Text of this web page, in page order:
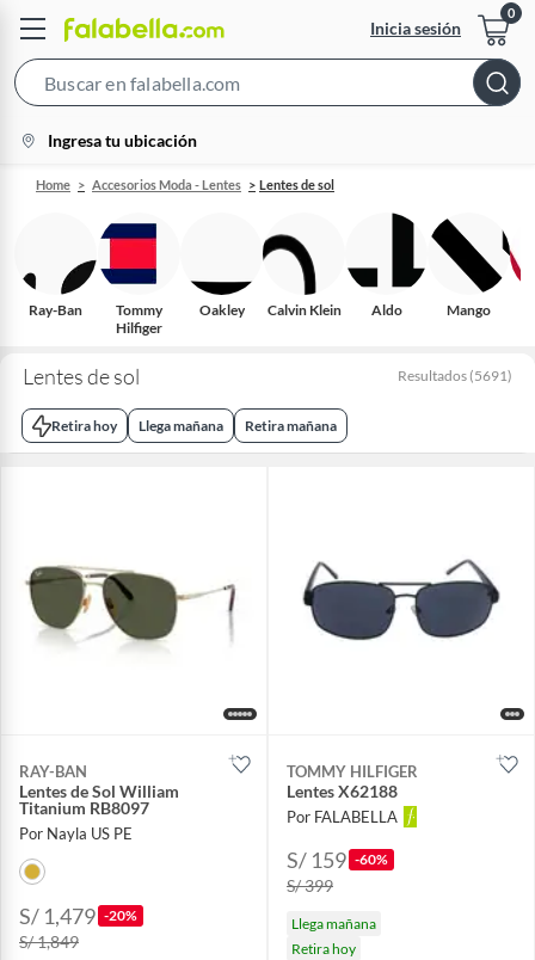
Inicia sesión
Bar
location-
icon
Ingresa tu ubicación
Home Accesorios Moda - Lentes Lentes de sol
Ray-Ban
Tommy
Hilfiger
Oakley Calvin Klein Aldo Mango
Lentes de sol Resultados (5691)
Retira hoy Llega mañana Retira mañana
RAY-BAN
Lentes de Sol William
Titanium RB8097
Por Nayla US PE
S/ 1,479 -20%
S/ 1,849
TOMMY HILFIGER
Lentes X62188
Por FALABELLA
S/ 159 -60%
S/ 399
Llega mañana
Retira hoy